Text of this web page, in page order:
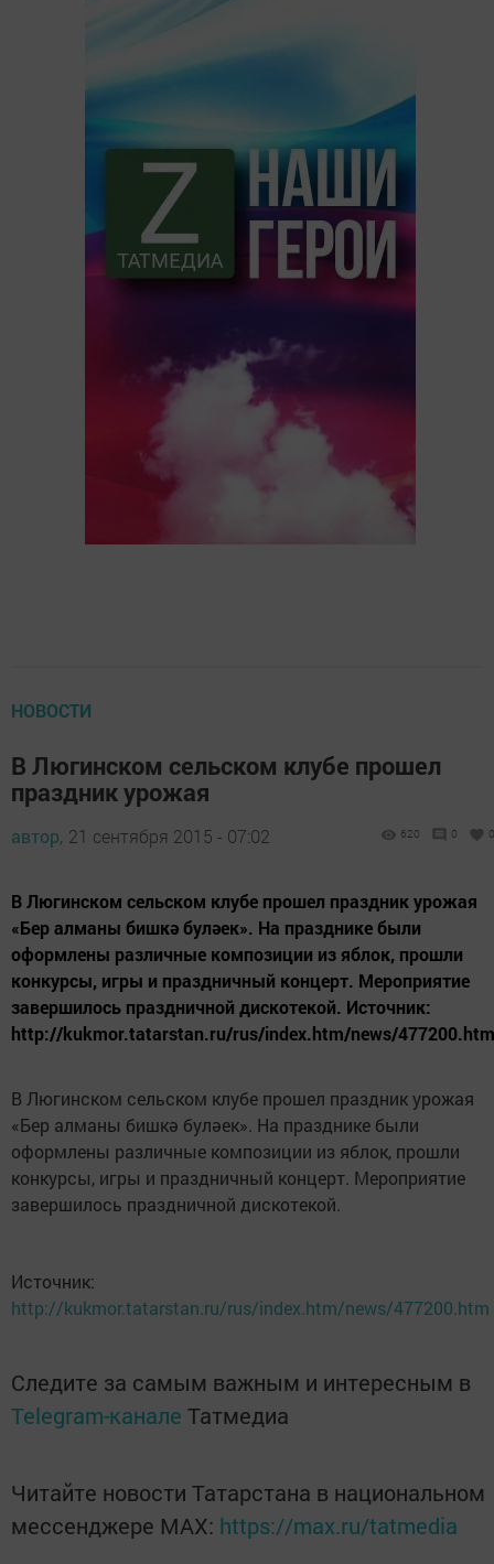
НОВОСТИ
В Люгинском сельском клубе прошел
праздник урожая
автор, 21 сентября 2015 - 07:02 620 0 0
В Люгинском сельском клубе прошел праздник урожая
«Бер алманы бишкә буләек». На празднике были
оформлены различные композиции из яблок, прошли
конкурсы, игры и праздничный концерт. Мероприятие
завершилось праздничной дискотекой. Источник:
http://kukmor.tatarstan.ru/rus/index.htm/news/477200.htm
В Люгинском сельском клубе прошел праздник урожая
«Бер алманы бишкә буләек». На празднике были
оформлены различные композиции из яблок, прошли
конкурсы, игры и праздничный концерт. Мероприятие
завершилось праздничной дискотекой.
Источник:
http://kukmor.tatarstan.ru/rus/index.htm/news/477200.htm
Следите за самым важным и интересным в
Telegram-канале Татмедиа
Читайте новости Татарстана в национальном
мессенджере MАХ: https://max.ru/tatmedia